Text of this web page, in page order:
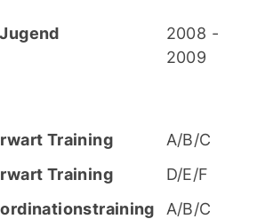
2008 -
2009
Training
A/B/C
Training
D/E/F
A/B/C